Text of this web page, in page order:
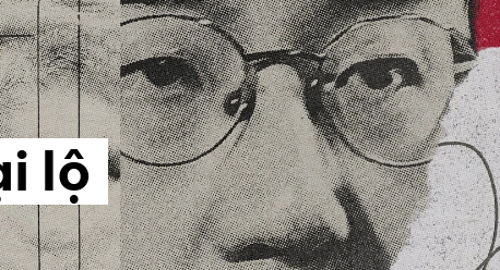
lộ